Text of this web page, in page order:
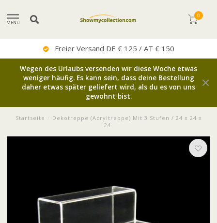
MENU
0
Sehr Guter Service
Wegen des Urlaubs versenden wir diese Woche etwas
weniger häufig. Es kann sein, dass deine Bestellung
daher etwas später geliefert wird, als du es von uns
gewohnt bist.
Startseite
Dekotreppe (Acryltreppe) Mit 3 Stufen / 24 x 24 x
24